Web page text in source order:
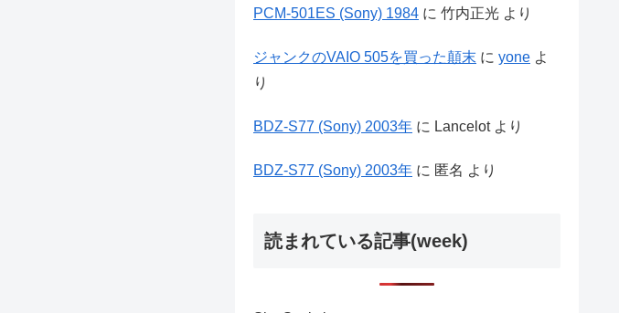
PCM-501ES (Sony) 1984 に 竹内正光 より
ジャンクのVAIO 505を買った顛末 に yone よ
り
BDZ-S77 (Sony) 2003年 に Lancelotより
BDZ-S77 (Sony) 2003年 に 匿名 より
読まれている記事(week)